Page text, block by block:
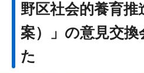
野区社会的養育推
案）」の意見交換
た